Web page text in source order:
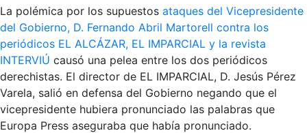
La polémica por los supuestos ataques del Vicepresidente
del Gobierno, D. Fernando Abril Martorell contra los
periódicos EL ALCÁZAR, EL IMPARCIAL y la revista
INTERVIÚ causó una pelea entre los dos periódicos
derechistas. El director de EL IMPARCIAL, D. Jesús Pérez
Varela, salió en defensa del Gobierno negando que el
vicepresidente hubiera pronunciado las palabras que
Europa Press aseguraba que había pronunciado.